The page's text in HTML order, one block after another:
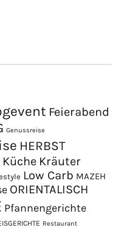
Feierabend
Genussreise
HERBST
Kräuter
Low Carb MAZEH
ORIENTALISCH
Pfannengerichte
Restaurant